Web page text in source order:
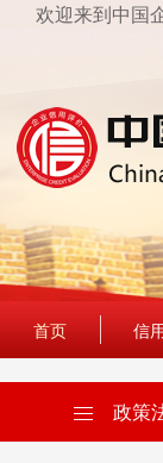
欢迎来到中国
首页 信
政策